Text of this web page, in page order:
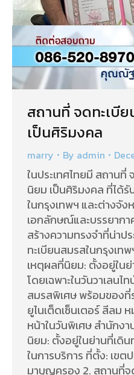
สถานที่ จดทะเบี
เป็นศิริมงคล
marry By admin
ในประเทศไทยมี สถาน
นิยม เป็นศิริมงคล ที่ได้รั
ในกรุงเทพฯ และต่างจั
เอกลักษณ์และบรรยากา
สร้างความทรงจำที่น่าป
ทะเบียนสมรสในกรุงเท
เหตุผลที่นิยม: ตั้งอยู่ใน
โดยเฉพาะในวันวาเลน
สมรสพิเศษ พร้อมของที่
ยูไนเต็ดเซ็นเตอร์ สีลม
หน้าในวันพิเศษ สำนักง
นิยม: ตั้งอยู่ในย่านที่เดิน
ในการบริการ ที่ตั้ง: เข
มาบุญครอง 2. สถานที่จ